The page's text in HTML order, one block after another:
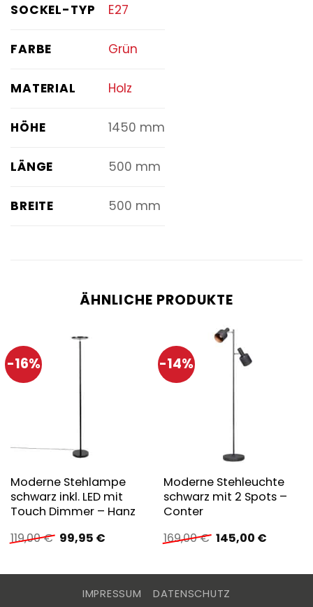
SOCKEL-TYP E27
FARBE Grün
MATERIAL Holz
HÖHE 1450 mm
LÄNGE 500 mm
BREITE 500 mm
ÄHNLICHE PRODUKTE
-16%
Moderne Stehlampe
schwarz inkl. LED mit
Touch Dimmer – Hanz
119,00€ Ursprünglicher
Preis
119,00 €
99,95 €Aktueller
99,95 €.
-14%
Moderne Stehleuchte
schwarz mit 2 Spots –
Conter
169,00€ Ursprünglicher
Preis
169,00 €
145,00 €
145,00
IMPRESSUM DATENSCHUTZ